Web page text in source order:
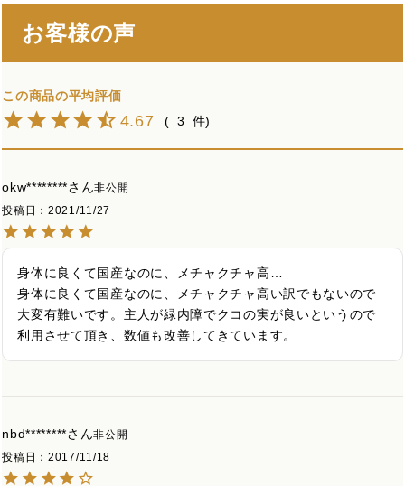
お客様の声
4.67 3
okw********
非公開
投稿日
2021/11/27
身体に良くて国産なのに、メチャクチャ高…
身体に良くて国産なのに、メチャクチャ高い訳でもないので
大変有難いです。主人が緑内障でクコの実が良いというので
利用させて頂き、数値も改善してきています。
nbd********
非公開
投稿日
2017/11/18